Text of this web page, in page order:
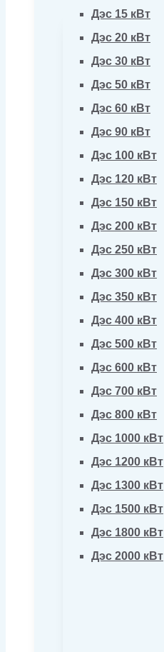
Дэс 15 кВт
Дэс 20 кВт
Дэс 30 кВт
Дэс 50 кВт
Дэс 60 кВт
Дэс 90 кВт
Дэс 100 кВт
Дэс 120 кВт
Дэс 150 кВт
Дэс 200 кВт
Дэс 250 кВт
Дэс 300 кВт
Дэс 350 кВт
Дэс 400 кВт
Дэс 500 кВт
Дэс 600 кВт
Дэс 700 кВт
Дэс 800 кВт
Дэс 1000 кВт
Дэс 1200 кВт
Дэс 1300 кВт
Дэс 1500 кВт
Дэс 1800 кВт
Дэс 2000 кВт